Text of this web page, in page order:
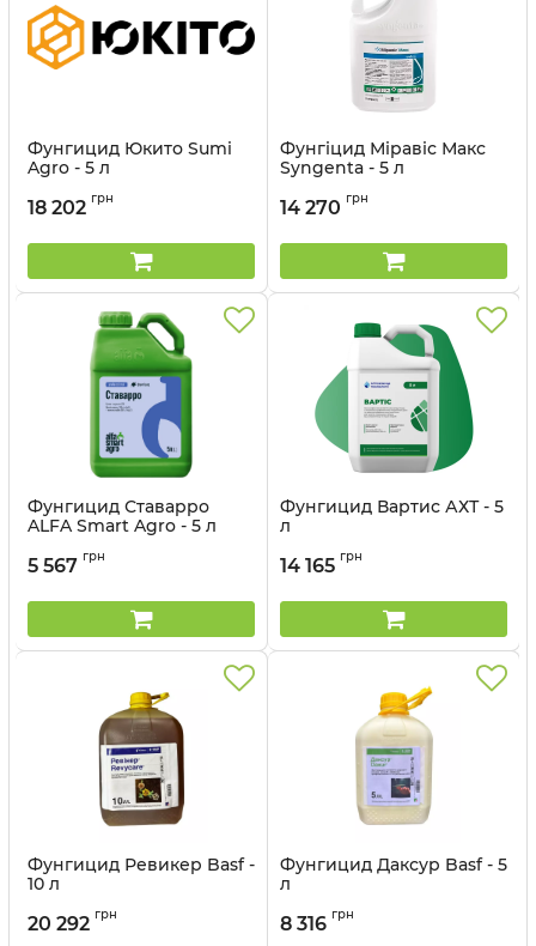
Фунгицид Юкито Sumi
Agro - 5 л
18 202 грн
Фунгіцид Міравіс Макс
Syngenta - 5 л
14 270 грн
Фунгицид Ставарро
ALFA Smart Agro - 5 л
5 567 грн
Фунгицид Вартис АХТ - 5
л
14 165 грн
Фунгицид Ревикер Basf -
10 л
20 292 грн
Фунгицид Даксур Basf - 5
л
8 316 грн